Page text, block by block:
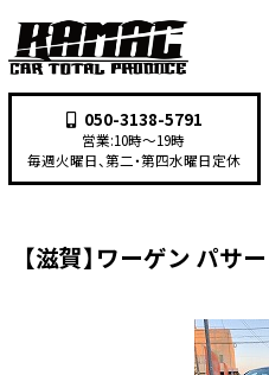
050-3138-5791
営業:10時〜19時
毎週火曜日、第二・第四水曜日定休
TOP 施工事例>カスタム・ドレスアップ
【滋賀】ワーゲン パサ